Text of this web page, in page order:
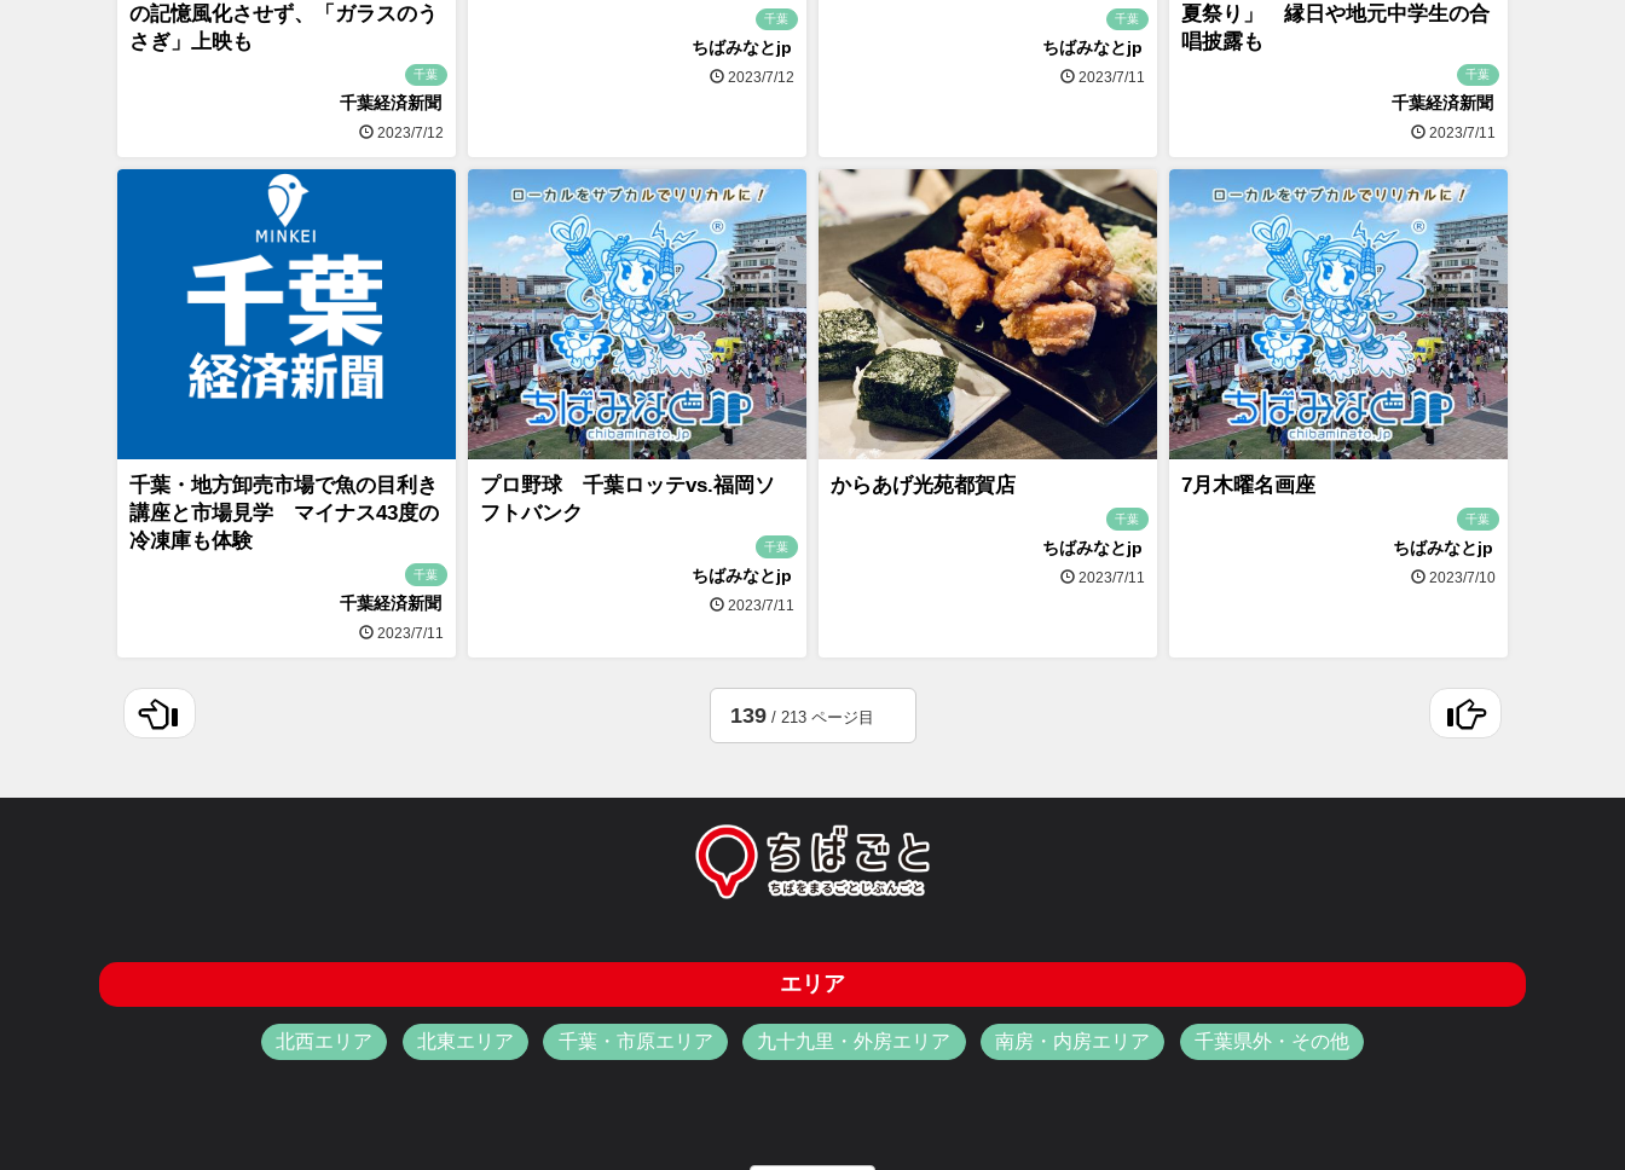
の記憶風化させず、「ガラスのう
さぎ」上映も
千葉
千葉経済新聞
2023/7/12
千葉
ちばみなとjp
2023/7/12
千葉
ちばみなとjp
2023/7/11
夏祭り」 縁日や地元中学生の合
唱披露も
千葉
千葉経済新聞
2023/7/11
千葉・地方卸売市場で魚の目利き
講座と市場見学 マイナス43度の
冷凍庫も体験
千葉
千葉経済新聞
2023/7/11
プロ野球 千葉ロッテvs.福岡ソ
フトバンク
千葉
ちばみなとjp
2023/7/11
からあげ光苑都賀店
千葉
ちばみなとjp
2023/7/11
7月木曜名画座
千葉
ちばみなとjp
2023/7/10
139/ 213 ページ目
エリア
北西エリア 北東エリア 千葉・市原エリア 九十九里・外房エリア 南房・内房エリア 千葉県外・その他